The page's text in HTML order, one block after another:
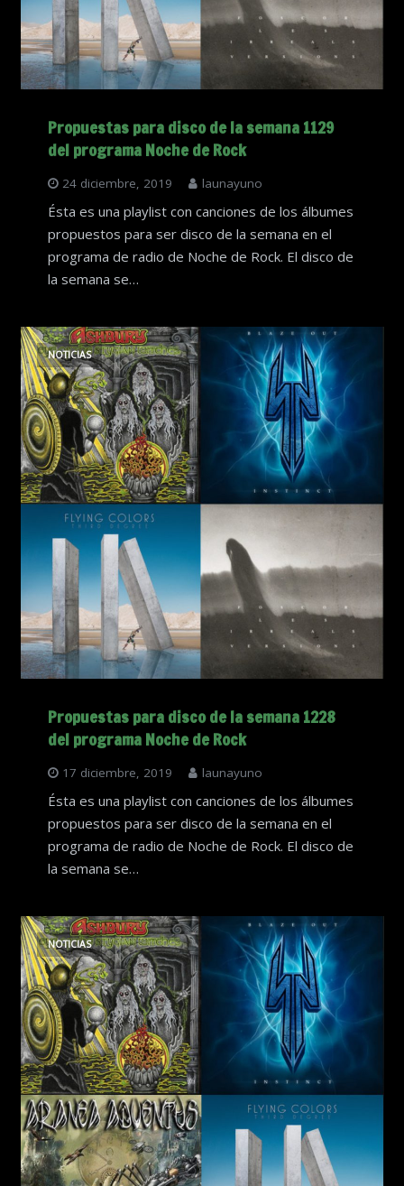
Propuestas para disco de la semana 1129
del programa Noche de Rock
24 diciembre, 2019 launayuno
Ésta es una playlist con canciones de los álbumes
propuestos para ser disco de la semana en el
programa de radio de Noche de Rock. El disco de
la semana se…
Propuestas para disco de la semana 1228
del programa Noche de Rock
17 diciembre, 2019 launayuno
NOTICIAS
Ésta es una playlist con canciones de los álbumes
propuestos para ser disco de la semana en el
programa de radio de Noche de Rock. El disco de
la semana se…
NOTICIAS